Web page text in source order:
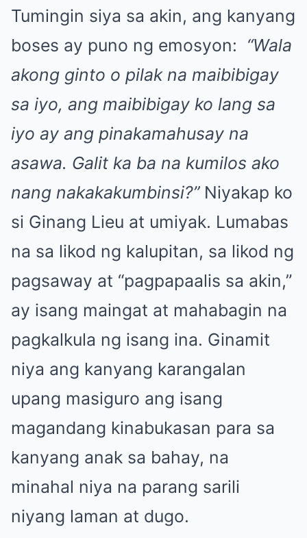
Tumingin siya sa akin, ang kanyang
boses ay puno ng emosyon: “Wala
akong ginto o pilak na maibibigay
sa iyo, ang maibibigay ko lang sa
iyo ay ang pinakamahusay na
asawa. Galit ka ba na kumilos ako
nang nakakakumbinsi?”Niyakap ko
si Ginang Lieu at umiyak. Lumabas
na sa likod ng kalupitan, sa likod ng
pagsaway at “pagpapaalis sa akin,”
ay isang maingat at mahabagin na
pagkalkula ng isang ina. Ginamit
niya ang kanyang karangalan
upang masiguro ang isang
magandang kinabukasan para sa
kanyang anak sa bahay, na
minahal niya na parang sarili
niyang laman at dugo.